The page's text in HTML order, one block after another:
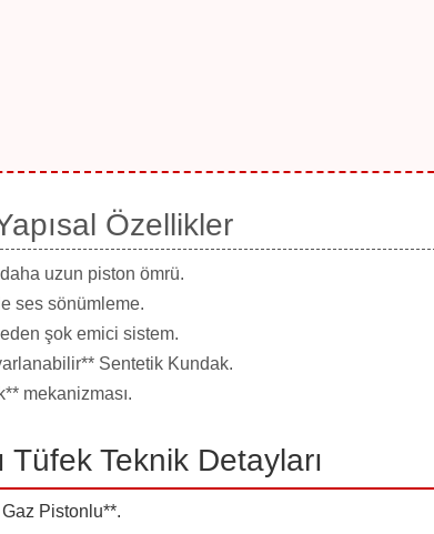
Özellikler
uzun piston ömrü.
ses sönümleme.
şok emici sistem.
Sentetik Kundak.
mekanizması.
Teknik Detayları
Pistonlu**.